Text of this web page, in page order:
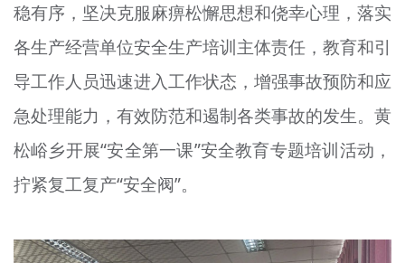
榜样人物
+
身边好人
文明评论
北京宣传文化引导基金
专题
稳有序，坚决克服麻痹松懈思想和侥幸心理，落实
各生产经营单位安全生产培训主体责任，教育和引
导工作人员迅速进入工作状态，增强事故预防和应
急处理能力，有效防范和遏制各类事故的发生。黄
松峪乡开展“安全第一课”安全教育专题培训活动，
拧紧复工复产“安全阀”。